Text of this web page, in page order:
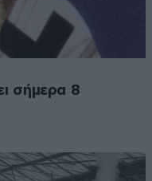
σήμερα 8